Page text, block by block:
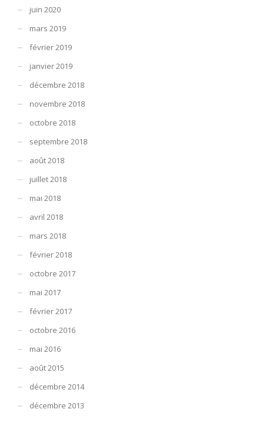
juin 2020
mars 2019
février 2019
janvier 2019
décembre 2018
novembre 2018
octobre 2018
septembre 2018
août 2018
juillet 2018
mai 2018
avril 2018
mars 2018
février 2018
octobre 2017
mai 2017
février 2017
octobre 2016
mai 2016
août 2015
décembre 2014
décembre 2013